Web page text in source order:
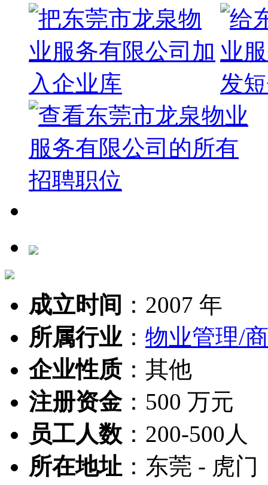
成立时间 ： 2007 年
所属行业： 物业管理/
企业性质： 其他
注册资金： 500 万元
员工人数 ： 200-500人
所在地址 ： 东莞 - 虎门